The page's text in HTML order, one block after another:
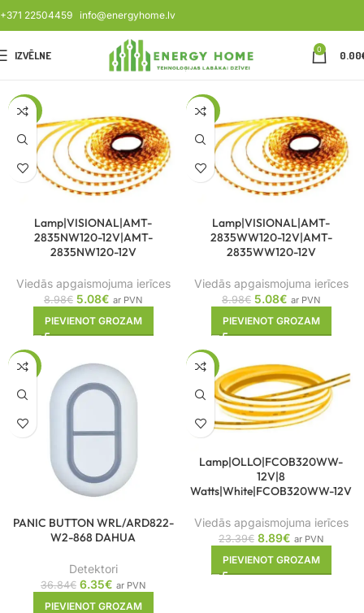
+371 22504459 info@energyhome.lv
IZVĒLNE 0 0.00
-43%
Lamp|VISIONAL|AMT-
2835NW120-12V|AMT-
2835NW120-12V
Viedās apgaismojuma ierīces
8.98€ 5.08€ ar PVN
PIEVIENOT GROZAM
-43%
Lamp|VISIONAL|AMT-
2835WW120-12V|AMT-
2835WW120-12V
Viedās apgaismojuma ierīces
8.98€ 5.08€ ar PVN
PIEVIENOT GROZAM
-83%
PANIC BUTTON WRL/ARD822-
W2-868 DAHUA
Detektori
36.84€ 6.35€ ar PVN
PIEVIENOT GROZAM
-62%
Lamp|OLLO|FCOB320WW-
12V|8
Watts|White|FCOB320WW-12V
Viedās apgaismojuma ierīces
23.39€ 8.89€ ar PVN
PIEVIENOT GROZAM